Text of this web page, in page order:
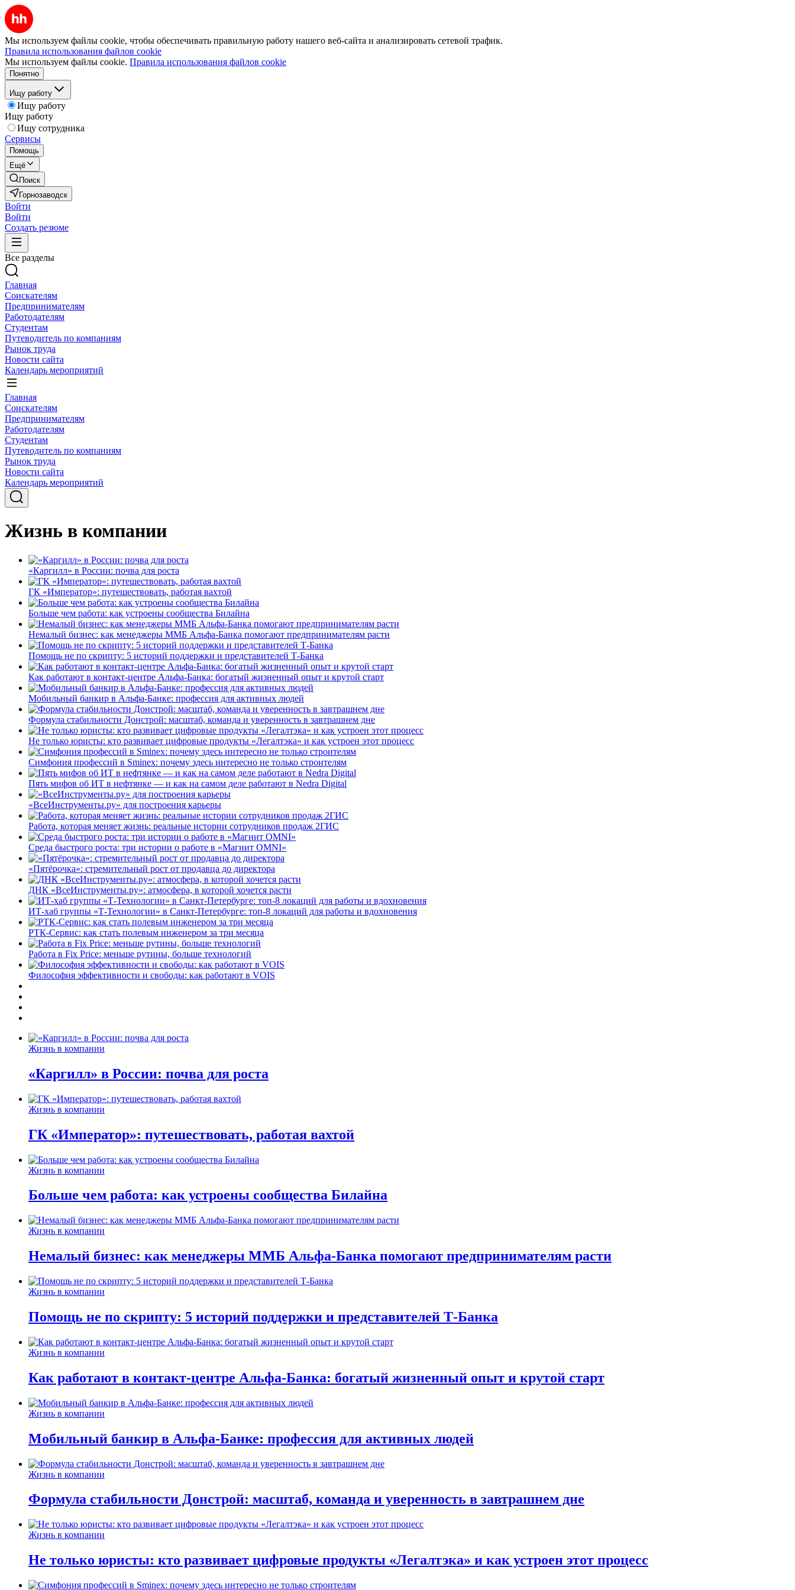
Мы используем файлы cookie, чтобы обеспечивать правильную работу нашего веб-сайта и анализировать сетевой трафик.
Правила использования файлов cookie
Мы используем файлы cookie. Правила использования файлов cookie
Понятно
Ищу работу
Ищу работу
Ищу работу
Ищу сотрудника
Сервисы
Помощь
Ещё
Поиск
Горнозаводск
Войти
Войти
Создать резюме
Все разделы
Главная
Соискателям
Предпринимателям
Работодателям
Студентам
Путеводитель по компаниям
Рынок труда
Новости сайта
Календарь мероприятий
Главная
Соискателям
Предпринимателям
Работодателям
Студентам
Путеводитель по компаниям
Рынок труда
Новости сайта
Календарь мероприятий
Жизнь в компании
«Каргилл» в России: почва для роста
ГК «Император»: путешествовать, работая вахтой
Больше чем работа: как устроены сообщества Билайна
Немалый бизнес: как менеджеры ММБ Альфа-Банка помогают предпринимателям расти
Помощь не по скрипту: 5 историй поддержки и представителей Т-Банка
Как работают в контакт-центре Альфа-Банка: богатый жизненный опыт и крутой старт
Мобильный банкир в Альфа-Банке: профессия для активных людей
Формула стабильности Донстрой: масштаб, команда и уверенность в завтрашнем дне
Не только юристы: кто развивает цифровые продукты «Легалтэка» и как устроен этот процесс
Симфония профессий в Sminex: почему здесь интересно не только строителям
Пять мифов об ИТ в нефтянке — и как на самом деле работают в Nedra Digital
«ВсеИнструменты.ру» для построения карьеры
Работа, которая меняет жизнь: реальные истории сотрудников продаж 2ГИС
Среда быстрого роста: три истории о работе в «Магнит OMNI»
«Пятёрочка»: стремительный рост от продавца до директора
ДНК «ВсеИнструменты.ру»: атмосфера, в которой хочется расти
ИТ-хаб группы «Т-Технологии» в Санкт-Петербурге: топ-8 локаций для работы и вдохновения
РТК-Сервис: как стать полевым инженером за три месяца
Работа в Fix Price: меньше рутины, больше технологий
Философия эффективности и свободы: как работают в VOIS
Жизнь в компании
«Каргилл» в России: почва для роста
Жизнь в компании
ГК «Император»: путешествовать, работая вахтой
Жизнь в компании
Больше чем работа: как устроены сообщества Билайна
Жизнь в компании
Немалый бизнес: как менеджеры ММБ Альфа-Банка помогают предпринимателям расти
Жизнь в компании
Помощь не по скрипту: 5 историй поддержки и представителей Т-Банка
Жизнь в компании
Как работают в контакт-центре Альфа-Банка: богатый жизненный опыт и крутой старт
Жизнь в компании
Мобильный банкир в Альфа-Банке: профессия для активных людей
Жизнь в компании
Формула стабильности Донстрой: масштаб, команда и уверенность в завтрашнем дне
Жизнь в компании
Не только юристы: кто развивает цифровые продукты «Легалтэка» и как устроен этот процесс